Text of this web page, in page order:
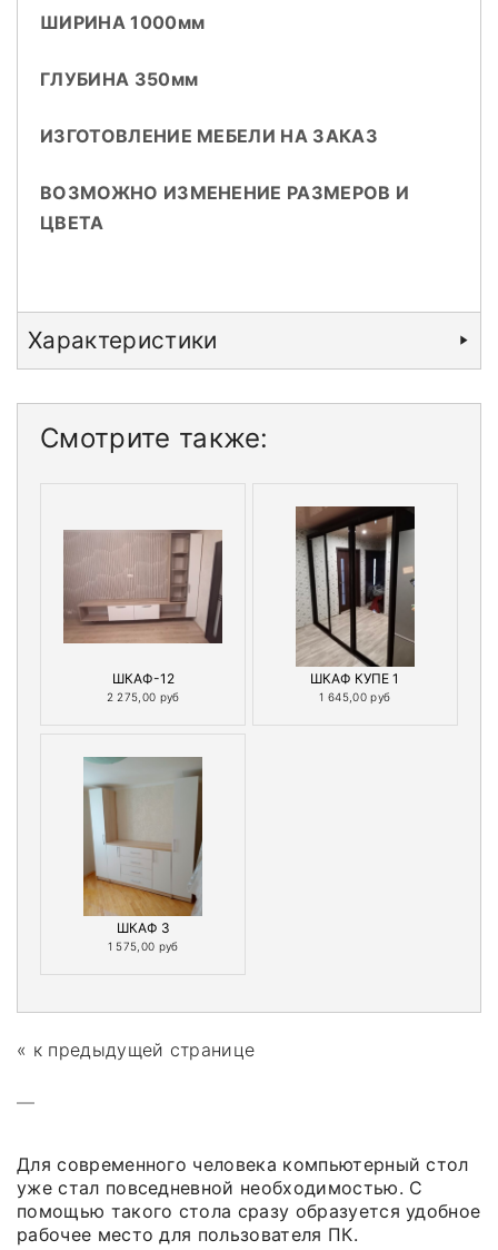
ШИРИНА 1000мм
ГЛУБИНА 350мм
ИЗГОТОВЛЕНИЕ МЕБЕЛИ НА ЗАКАЗ
ВОЗМОЖНО ИЗМЕНЕНИЕ РАЗМЕРОВ И
ЦВЕТА
Характеристики
Смотрите также:
ШКАФ-12
2 275,00 руб
ШКАФ КУПЕ 1
1 645,00 руб
ШКАФ 3
1 575,00 руб
« к предыдущей странице
—
Для современного человека компьютерный стол
уже стал повседневной необходимостью. С
помощью такого стола сразу образуется удобное
рабочее место для пользователя ПК.